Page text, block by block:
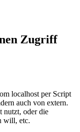
Zugriff
localhost per Script
auch von extern.
nutzt, oder die
will, etc.